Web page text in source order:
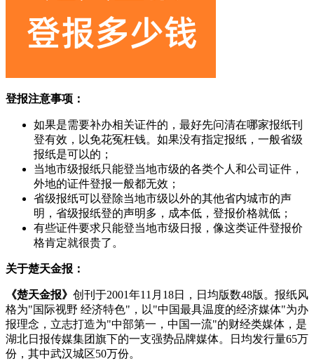
登报注意事项：
如果是需要补办相关证件的，最好先问清在哪家报纸刊
登有效，以免花冤枉钱。如果没有指定报纸，一般省级
报纸是可以的；
当地市级报纸只能登当地市级的各类个人和公司证件，
外地的证件登报一般都无效；
省级报纸可以登除当地市级以外的其他省内城市的声
明，省级报纸登的声明多，成本低，登报价格就低；
有些证件要求只能登当地市级日报，像这类证件登报价
格肯定就很贵了。
关于楚天金报：
《楚天金报》 创刊于2001年11月18日，日均版数48版。报纸风
格为"国际视野 经济特色"，以"中国最具温度的经济媒体"为办
报理念，立志打造为"中部第一，中国一流"的财经类媒体，是
湖北日报传媒集团旗下的一支强势品牌媒体。日均发行量65万
份，其中武汉城区50万份。